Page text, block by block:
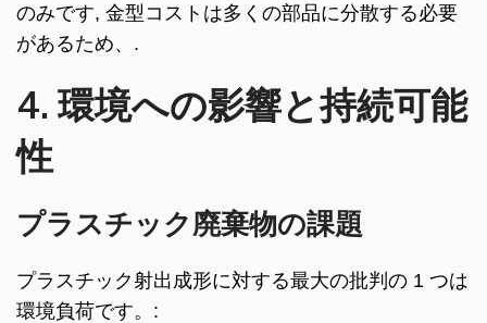
のみです, 金型コストは多くの部品に分散する必要
があるため、.
4. 環境への影響と持続可能
性
プラスチック廃棄物の課題
プラスチック射出成形に対する最大の批判の 1 つは
環境負荷です。: